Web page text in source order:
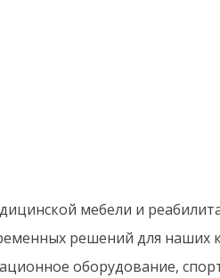
мебели и
решений для
оборудование,